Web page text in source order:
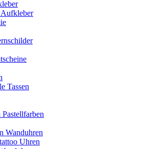
Tassen
Wanduhren
Uhren